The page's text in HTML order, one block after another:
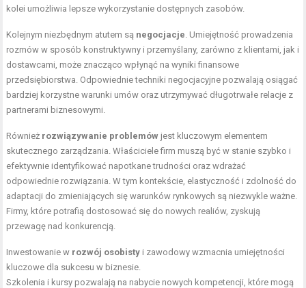
kolei umożliwia lepsze wykorzystanie dostępnych zasobów.
Kolejnym niezbędnym atutem są negocjacje . Umiejętność prowadzenia
rozmów w sposób konstruktywny i przemyślany, zarówno z klientami, jak i
dostawcami, może znacząco wpłynąć na wyniki finansowe
przedsiębiorstwa. Odpowiednie techniki negocjacyjne pozwalają osiągać
bardziej korzystne warunki umów oraz utrzymywać długotrwałe relacje z
partnerami biznesowymi.
Również rozwiązywanie problemów jest kluczowym elementem
skutecznego zarządzania. Właściciele firm muszą być w stanie szybko i
efektywnie identyfikować napotkane trudności oraz wdrażać
odpowiednie rozwiązania. W tym kontekście, elastyczność i zdolność do
adaptacji do zmieniających się warunków rynkowych są niezwykle ważne.
Firmy, które potrafią dostosować się do nowych realiów, zyskują
przewagę nad konkurencją.
Inwestowanie w rozwój osobisty i zawodowy wzmacnia umiejętności
kluczowe dla sukcesu w biznesie.
Szkolenia i kursy pozwalają na nabycie nowych kompetencji, które mogą